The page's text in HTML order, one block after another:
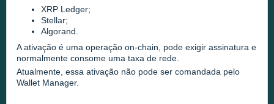
XRP Ledger;
Stellar;
Algorand.
A ativação é uma operação on-chain, pode exigir assinatura e
normalmente consome uma taxa de rede.
Atualmente, essa ativação não pode ser comandada pelo
Wallet Manager.